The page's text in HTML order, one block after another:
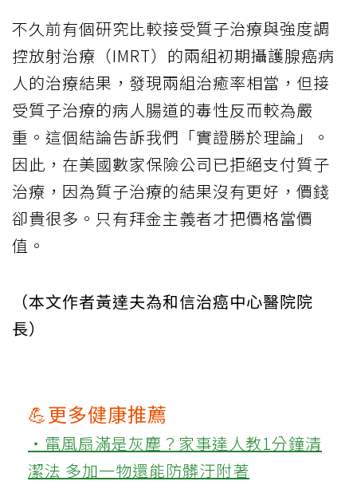
不久前有個研究比較接受質子治療與強度調
控放射治療（IMRT）的兩組初期攝護腺癌病
人的治療結果，發現兩組治癒率相當，但接
受質子治療的病人腸道的毒性反而較為嚴
重。這個結論告訴我們「實證勝於理論」。
因此，在美國數家保險公司已拒絕支付質子
治療，因為質子治療的結果沒有更好，價錢
卻貴很多。只有拜金主義者才把價格當價
值。
（本文作者黃達夫為和信治癌中心醫院院
長）
💪更多健康推薦
‧電風扇滿是灰塵？家事達人教1分鐘清
潔法 多加一物還能防髒汙附著